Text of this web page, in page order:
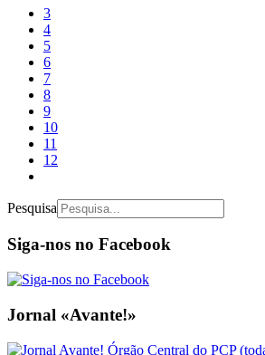
3
4
5
6
7
8
9
10
11
12
Pesquisa
Siga-nos no Facebook
Jornal «Avante!»